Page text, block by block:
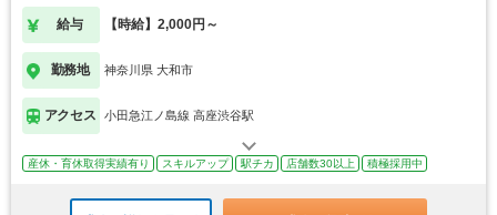
給与 【時給】2,000円～
勤務地 神奈川県 大和市
アクセス 小田急江ノ島線 高座渋谷駅
産休・育休取得実績有り スキルアップ 駅チカ 店舗数30以上 積極採用中